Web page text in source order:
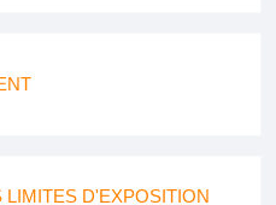
LIMITES D'EXPOSITION